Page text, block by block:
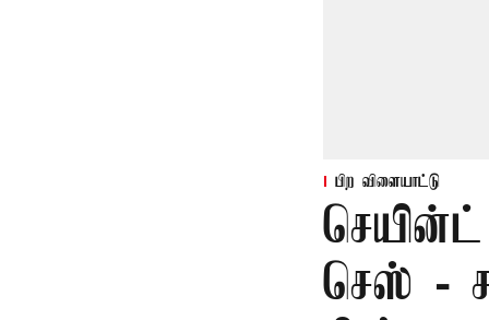
பிற விளையாட்டு
செயின்ட்
செஸ் -